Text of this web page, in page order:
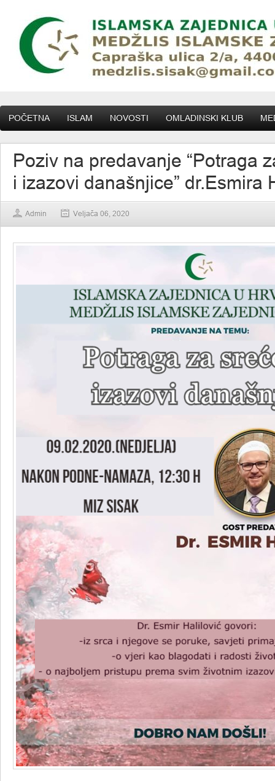
POČETNA ISLAM NOVOSTI OMLADINSKI KLUB
Poziv na predavanje “Potraga
i izazovi današnjice” dr.Esmira
Admin Veljača 06, 2020